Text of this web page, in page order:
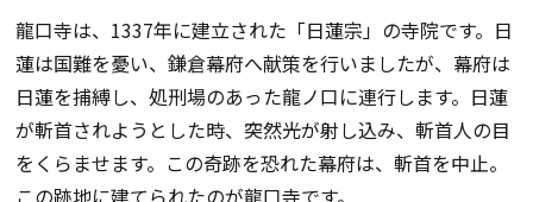
龍口寺は、1337年に建立された「日蓮宗」の寺院です。日
蓮は国難を憂い、鎌倉幕府へ献策を行いましたが、幕府は
日蓮を捕縛し、処刑場のあった龍ノ口に連行します。日蓮
が斬首されようとした時、突然光が射し込み、斬首人の目
をくらませます。この奇跡を恐れた幕府は、斬首を中止。
この跡地に建てられたのが龍口寺です。